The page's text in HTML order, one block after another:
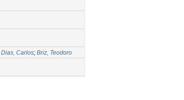
Dias, Carlos; Briz, Teodoro